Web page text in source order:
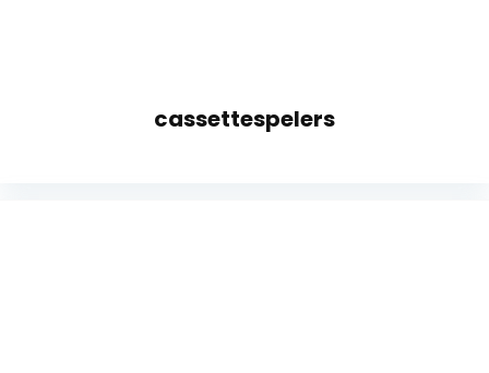
cassettespelers